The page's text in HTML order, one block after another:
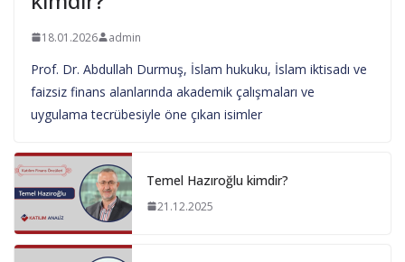
18.01.2026 admin
Prof. Dr. Abdullah Durmuş, İslam hukuku, İslam iktisadı ve
faizsiz finans alanlarında akademik çalışmaları ve
uygulama tecrübesiyle öne çıkan isimler
Temel Hazıroğlu kimdir?
21.12.2025